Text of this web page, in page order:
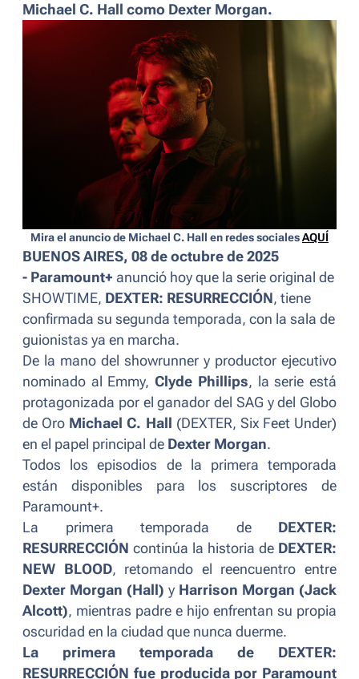
Michael C. Hall como Dexter Morgan.
Mira el anuncio de Michael C. Hall en redes socialesAQUÍ
BUENOS AIRES, 08 de octubre de 2025
- Paramount+ anunció hoy que la serie original de
SHOWTIME, DEXTER: RESURRECCIÓN, tiene
confirmada su segunda temporada, con la sala de
guionistas ya en marcha.
De la mano del showrunner y productor ejecutivo
nominado al Emmy,Clyde Phillips, la serie está
protagonizada por el ganador del SAG y del Globo
de Oro Michael C. Hall (DEXTER, Six Feet Under)
en el papel principal de Dexter Morgan.
Todos los episodios de la primera temporada
están disponibles para los suscriptores de
Paramount+.
La primera temporada de DEXTER:
RESURRECCIÓN continúa la historia de DEXTER:
NEW BLOOD, retomando el reencuentro entre
Dexter Morgan (Hall) y Harrison Morgan (Jack
Alcott), mientras padre e hijo enfrentan su propia
oscuridad en la ciudad que nunca duerme.
La primera temporada de DEXTER:
RESURRECCIÓN fue producida por Paramount